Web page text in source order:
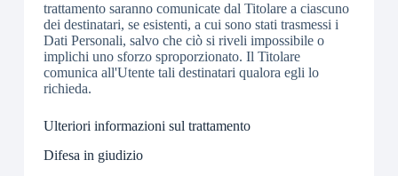
trattamento saranno comunicate dal Titolare a ciascuno
dei destinatari, se esistenti, a cui sono stati trasmessi i
Dati Personali, salvo che ciò si riveli impossibile o
implichi uno sforzo sproporzionato. Il Titolare
comunica all'Utente tali destinatari qualora egli lo
richieda.
Ulteriori informazioni sul trattamento
Difesa in giudizio